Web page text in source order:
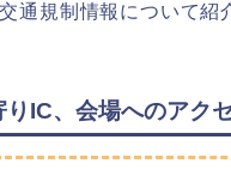
通規制情報について紹
IC、会場へのアク